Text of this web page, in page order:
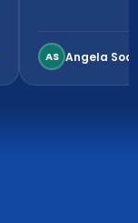
AS Angela